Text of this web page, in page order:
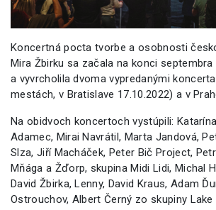
Koncertná pocta tvorbe a osobnosti
Mira Žbirku sa začala na konci septembra
a vyvrcholila dvoma vypredanými
mestách, v Bratislave 17.10.2022) a v
Na obidvoch koncertoch vystúpili:
Adamec, Mirai Navrátil, Marta Jandová,
Slza, Jiří Macháček, Peter Bič Project,
Mňága a Žďorp, skupina Midi Lidi, Michal
David Žbirka, Lenny, David Kraus, Adam
Ostrouchov, Albert Černý zo skupiny Lake